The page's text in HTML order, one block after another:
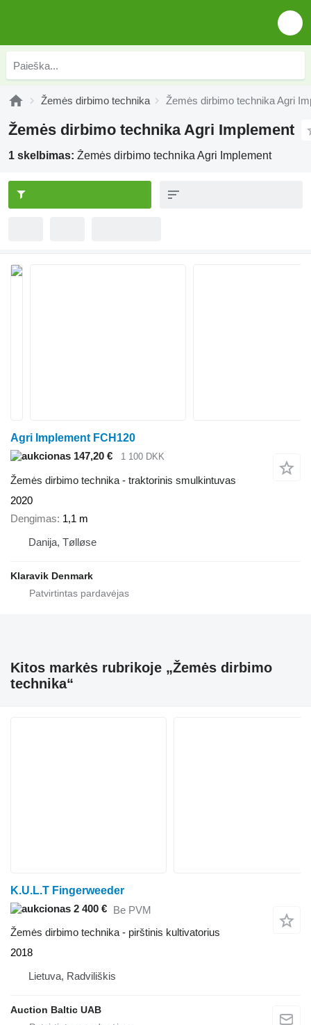
Žemės dirbimo technika Žemės dirbimo technika Agri
Žemės dirbimo technika Agri Implement
1 skelbimas: Žemės dirbimo technika Agri Implement
Agri Implement FCH120
147,20 €
1 100 DKK
Žemės dirbimo technika - traktorinis smulkintuvas
2020
Dengimas 1,1 m
Danija, Tølløse
Klaravik Denmark
Kitos markės rubrikoje „Žemės dirbimo
technika“
K.U.L.T Fingerweeder
2 400 € Be PVM
Žemės dirbimo technika - pirštinis kultivatorius
2018
Lietuva, Radviliškis
Auction Baltic UAB